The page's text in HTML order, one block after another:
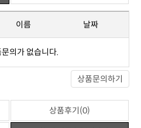
이름 날짜
의가 없습니다.
상품문의하기
상품후기(0)